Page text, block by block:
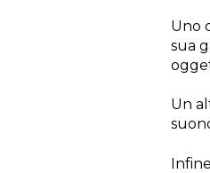
Uno
sua
Un